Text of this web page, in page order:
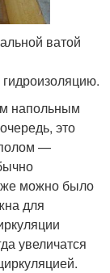
ватой
напольным
это
—
можно было
для
увеличатся